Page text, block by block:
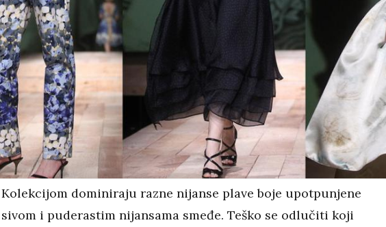
Kolekcijom dominiraju razne nijanse plave boje upotpunjene
sivom i puderastim nijansama smeđe. Teško se odlučiti koji